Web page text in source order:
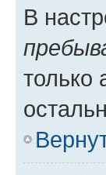
В
только